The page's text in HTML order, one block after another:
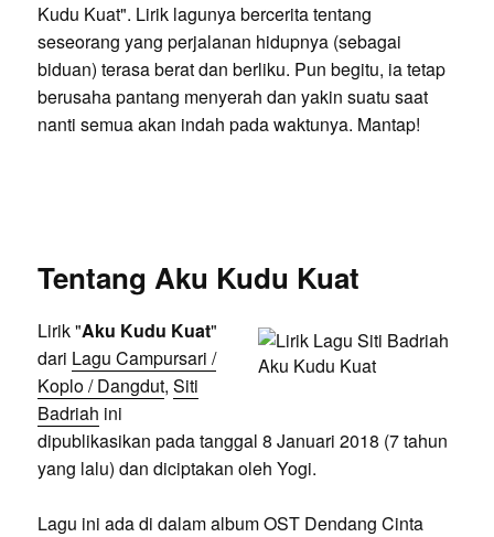
Kudu Kuat". Lirik lagunya bercerita tentang
seseorang yang perjalanan hidupnya (sebagai
biduan) terasa berat dan berliku. Pun begitu, ia tetap
berusaha pantang menyerah dan yakin suatu saat
nanti semua akan indah pada waktunya. Mantap!
Tentang Aku Kudu Kuat
Lirik "Aku Kudu Kuat"
dari Lagu Campursari /
Koplo / Dangdut, Siti
Badriah ini
dipublikasikan pada tanggal 8 Januari 2018 (7 tahun
yang lalu) dan diciptakan oleh Yogi.
Lagu ini ada di dalam album OST Dendang Cinta